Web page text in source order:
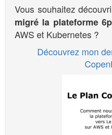
Vous souhaitez
migré la plateforme
AWS et Kubernetes ?
Découvrez mon